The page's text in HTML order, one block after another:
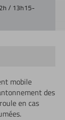
/ 13h15-
mobile
des
en cas